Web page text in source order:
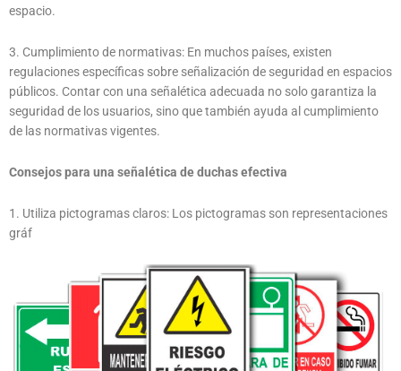
espacio.
3. Cumplimiento de normativas: En muchos países, existen
regulaciones específicas sobre señalización de seguridad en espacios
públicos. Contar con una señalética adecuada no solo garantiza la
seguridad de los usuarios, sino que también ayuda al cumplimiento
de las normativas vigentes.
Consejos para una señalética de duchas efectiva
1. Utiliza pictogramas claros: Los pictogramas son representaciones
gráf